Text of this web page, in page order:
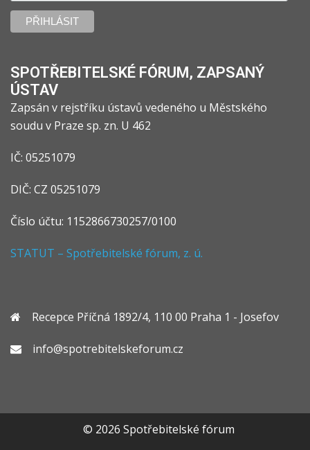
SPOTŘEBITELSKÉ FÓRUM, ZAPSANÝ
ÚSTAV
Zapsán v rejstříku ústavů vedeného u Městského
soudu v Praze sp. zn. U 462
IČ: 05251079
DIČ: CZ 05251079
Číslo účtu: 1152866730257/0100
STATUT – Spotřebitelské fórum, z. ú.
Recepce Příčná 1892/4, 110 00 Praha 1 - Josefov
info@spotrebitelskeforum.cz
© 2026 Spotřebitelské fórum